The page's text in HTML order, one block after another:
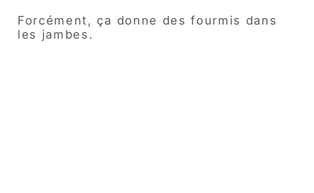
Forcément, ça donne des fourmis dans
les jambes.